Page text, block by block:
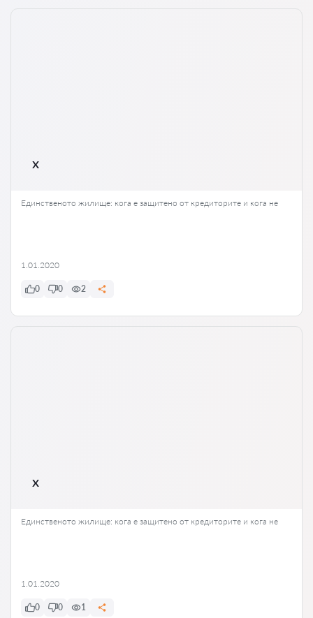
x
Единственото жилище: кога е защитено от кредиторите и кога не
1.01.2020
0 0 2
x
Единственото жилище: кога е защитено от кредиторите и кога не
1.01.2020
0 0 1